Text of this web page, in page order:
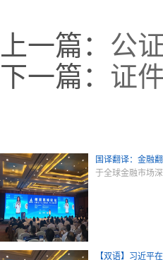
上一篇： 公
下一篇： 证
国译翻译：金融
于全球金融市场
【双语】习近平